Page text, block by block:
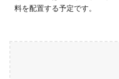
料を配置する予定です。